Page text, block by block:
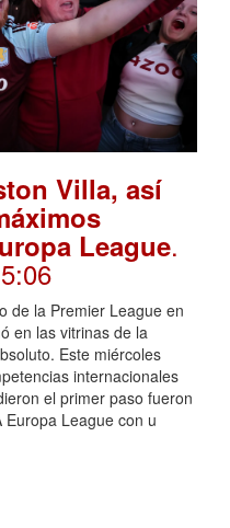
Villa, así
League.
de la Premier League en
en las vitrinas de la
Este miércoles
internacionales
el primer paso fueron
Europa League con u